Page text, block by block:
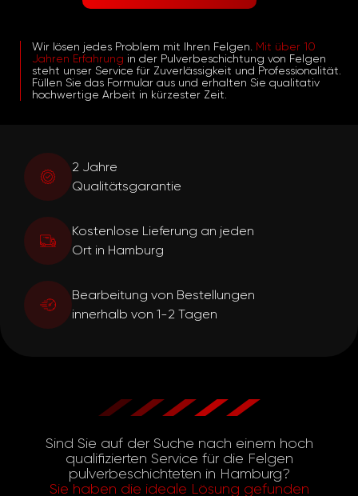
Wir lösen jedes Problem mit Ihren Felgen. Mit über 10
Jahren Erfahrung in der Pulverbeschichtung von Felgen
steht unser Service für Zuverlässigkeit und Professionalität.
Füllen Sie das Formular aus und erhalten Sie qualitativ
hochwertige Arbeit in kürzester Zeit.
2 Jahre
Qualitätsgarantie
Bearbeitung von Bestellungen
innerhalb von 1-2 Tagen
Kostenlose Lieferung an jeden
Ort in Hamburg
Sind Sie auf der Suche nach einem hoch
qualifizierten Service für die Felgen
pulverbeschichteten in Hamburg?
Sie haben die ideale Lösung gefunden